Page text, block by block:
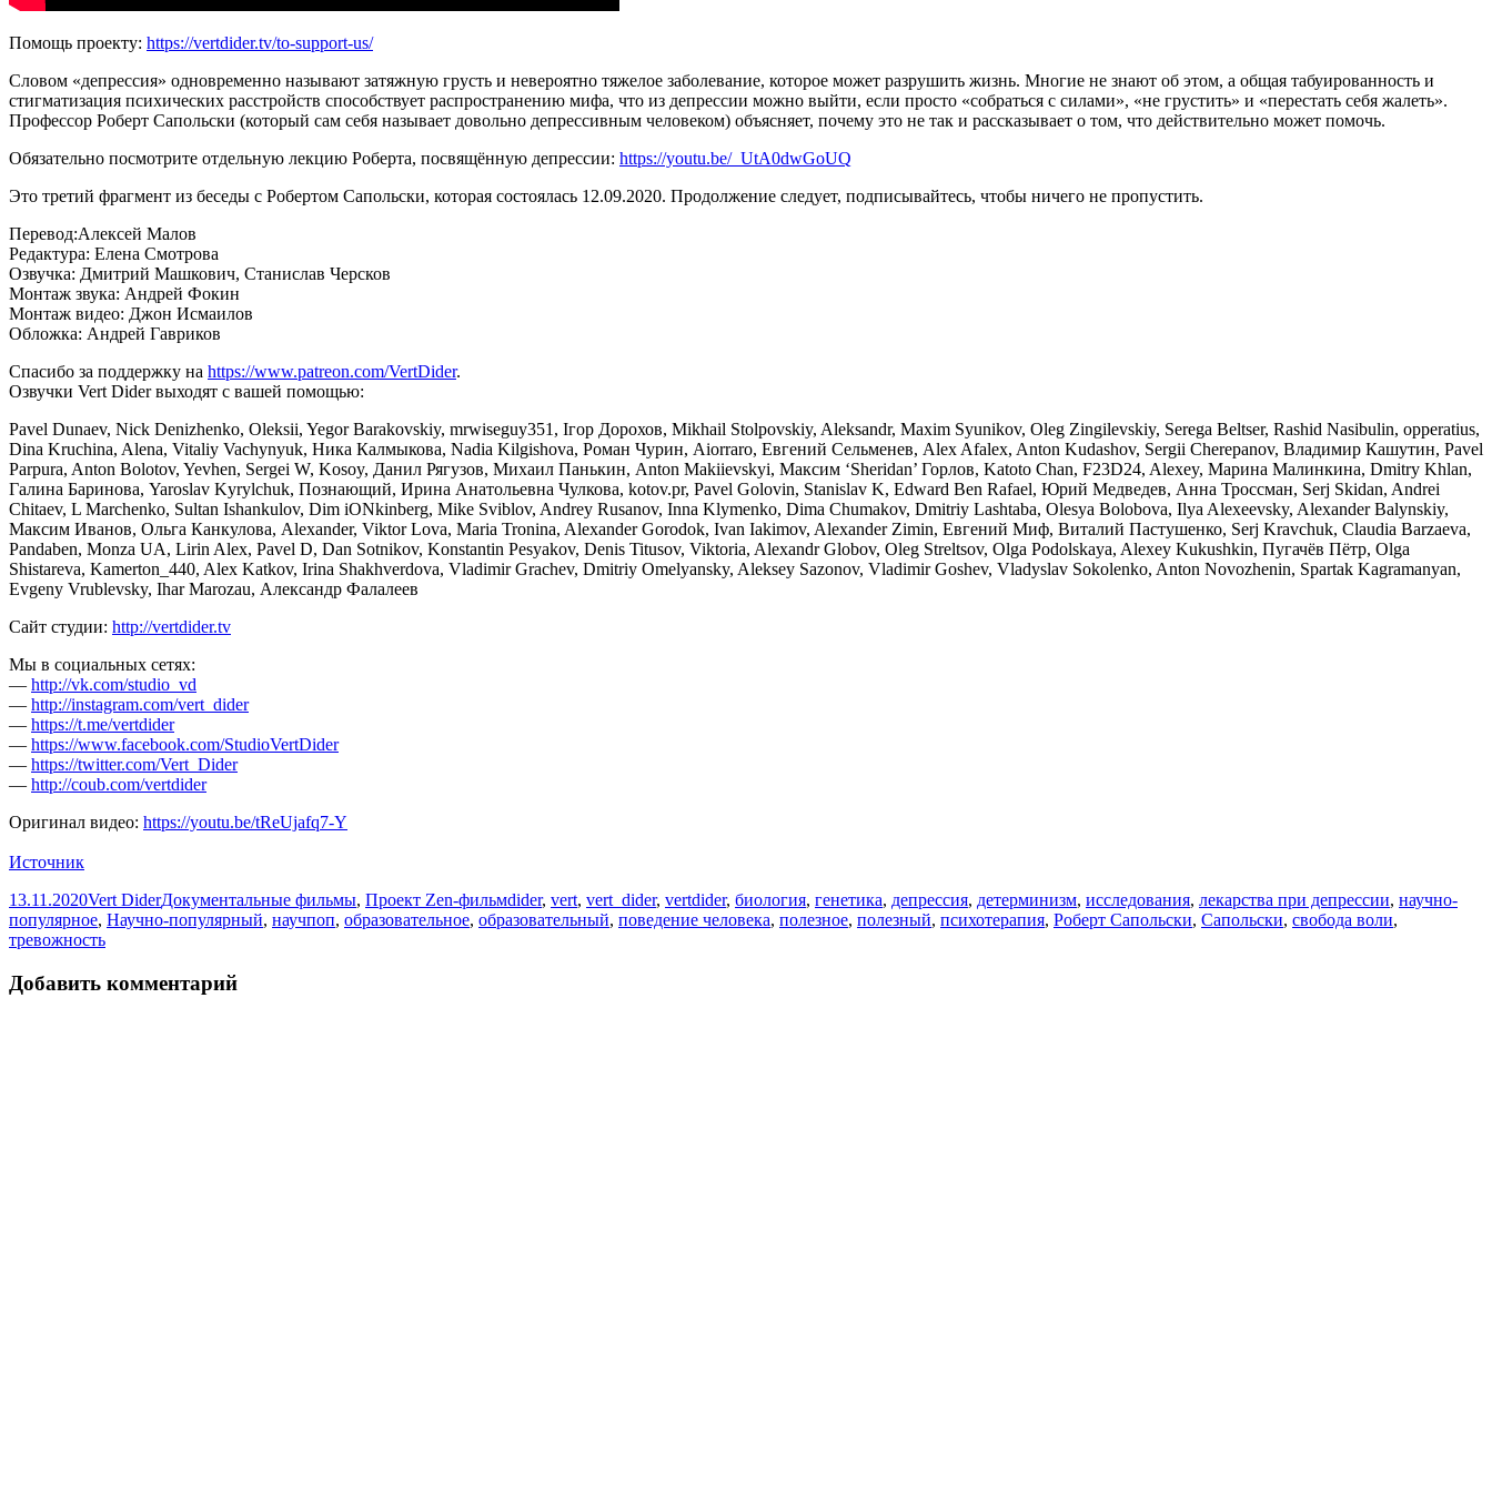
Помощь проекту: https://vertdider.tv/to-support-us/
Словом «депрессия» одновременно называют затяжную грусть и невероятно тяжелое заболевание, которое может разрушить жизнь. Многие не знают об этом, а общая табуированность и
стигматизация психических расстройств способствует распространению мифа, что из депрессии можно выйти, если просто «собраться с силами», «не грустить» и «перестать себя жалеть».
Профессор Роберт Сапольски (который сам себя называет довольно депрессивным человеком) объясняет, почему это не так и рассказывает о том, что действительно может помочь.
Обязательно посмотрите отдельную лекцию Роберта, посвящённую депрессии: https://youtu.be/_UtA0dwGoUQ
Это третий фрагмент из беседы с Робертом Сапольски, которая состоялась 12.09.2020. Продолжение следует, подписывайтесь, чтобы ничего не пропустить.
Перевод:Алексей Малов
Редактура: Елена Смотрова
Озвучка: Дмитрий Машкович, Станислав Черсков
Монтаж звука: Андрей Фокин
Монтаж видео: Джон Исмаилов
Обложка: Андрей Гавриков
Спасибо за поддержку на https://www.patreon.com/VertDider.
Озвучки Vert Dider выходят с вашей помощью:
Pavel Dunaev, Nick Denizhenko, Oleksii, Yegor Barakovskiy, mrwiseguy351, Ігор Дорохов, Mikhail Stolpovskiy, Aleksandr, Maxim Syunikov, Oleg Zingilevskiy, Serega Beltser, Rashid Nasibulin, opperatius,
Dina Kruchina, Alena, Vitaliy Vachynyuk, Ника Калмыкова, Nadia Kilgishova, Роман Чурин, Aiorraro, Евгений Сельменев, Alex Afalex, Anton Kudashov, Sergii Cherepanov, Владимир Кашутин, Pavel
Parpura, Anton Bolotov, Yevhen, Sergei W, Kosoy, Данил Рягузов, Михаил Панькин, Anton Makiievskyi, Максим ‘Sheridan’ Горлов, Katoto Chan, F23D24, Alexey, Марина Малинкина, Dmitry Khlan,
Галина Баринова, Yaroslav Kyrylchuk, Познающий, Ирина Анатольевна Чулкова, kotov.pr, Pavel Golovin, Stanislav K, Edward Ben Rafael, Юрий Медведев, Анна Троссман, Serj Skidan, Andrei
Chitaev, L Marchenko, Sultan Ishankulov, Dim iONkinberg, Mike Sviblov, Andrey Rusanov, Inna Klymenko, Dima Chumakov, Dmitriy Lashtaba, Olesya Bolobova, Ilya Alexeevsky, Alexander Balynskiy,
Максим Иванов, Ольга Канкулова, Alexander, Viktor Lova, Maria Tronina, Alexander Gorodok, Ivan Iakimov, Alexander Zimin, Евгений Миф, Виталий Пастушенко, Serj Kravchuk, Claudia Barzaeva,
Pandaben, Monza UA, Lirin Alex, Pavel D, Dan Sotnikov, Konstantin Pesyakov, Denis Titusov, Viktoria, Alexandr Globov, Oleg Streltsov, Olga Podolskaya, Alexey Kukushkin, Пугачёв Пётр, Olga
Shistareva, Kamerton_440, Alex Katkov, Irina Shakhverdova, Vladimir Grachev, Dmitriy Omelyansky, Aleksey Sazonov, Vladimir Goshev, Vladyslav Sokolenko, Anton Novozhenin, Spartak Kagramanyan,
Evgeny Vrublevsky, Ihar Marozau, Александр Фалалеев
Сайт студии: http://vertdider.tv
Мы в социальных сетях:
— http://vk.com/studio_vd
— http://instagram.com/vert_dider
— https://t.me/vertdider
— https://www.facebook.com/StudioVertDider
— https://twitter.com/Vert_Dider
— http://coub.com/vertdider
Оригинал видео: https://youtu.be/tReUjafq7-Y
Источник
Опубликовано
13.11.2020Автор
Vert DiderРубрики
Документальные фильмы, Проект Zen-фильмМетки
dider, vert, vert_dider, vertdider, биология, генетика, депрессия, детерминизм, исследования, лекарства при депрессии, научно-
популярное, Научно-популярный, научпоп, образовательное, образовательный, поведение человека, полезное, полезный, психотерапия, Роберт Сапольски, Сапольски, свобода воли,
тревожность
Добавить комментарий